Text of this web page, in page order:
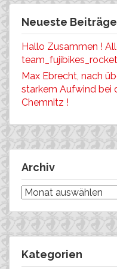
Neueste Beiträge
Hallo Zusammen !
Max Ebrecht, nach
starkem Aufwind bei
Chemnitz !
Archiv
Archiv
Kategorien